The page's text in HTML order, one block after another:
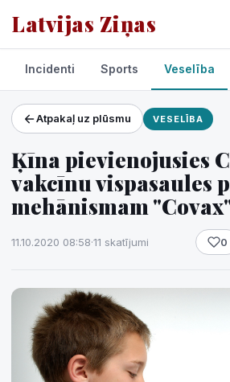
Latvijas Ziņas
Projekti un pakalpojumi
Laikapstākļi
Incidenti Sports Veselība
Atpakaļ uz plūsmu VESELĪBA
Ķīna pievienojusies
vakcīnu vispasaules
mehānismam
11.10.2020 08:58·11 skatījumi 0